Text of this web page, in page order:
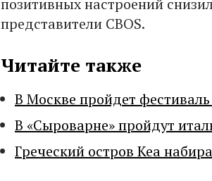
позитивных настроений
представители CBOS.
Читайте также
В Москве пройдет
В «Сыроварне» пройдут
Греческий остров Кеа